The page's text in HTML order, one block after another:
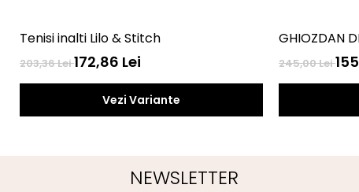
Tenisi inalti Lilo & Stitch
203,36 Lei172,86 Lei
Vezi Variante
GHIOZDAN
245,00 Lei
NEWSLETTER